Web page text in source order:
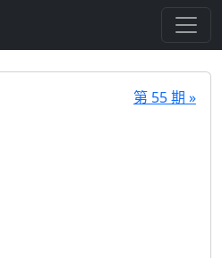
第 55 期 »